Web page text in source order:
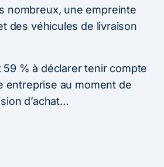
nombreux, une empreinte
des véhicules de livraison
59 % à déclarer tenir compte
entreprise au moment de
d’achat…